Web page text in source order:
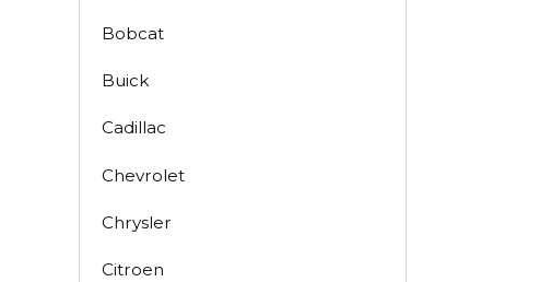
Bobcat
Buick
Cadillac
Chevrolet
Chrysler
Citroen